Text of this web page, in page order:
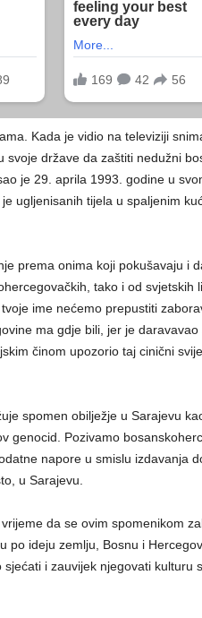
Kada je vidio na televiziji
svoje države da zaštiti nedužni
je 29. aprila 1993. godine u
ugljenisanih tijela u spaljenim
prema onima koji pokušavaju i
tako i od svjetskih
ime nećemo prepustiti
ma gdje bili, jer je
činom upozorio taj cinični
spomen obilježje u Sarajevu
genocid. Pozivamo
napore u smislu izdavanja
u Sarajevu.
da se ovim spomenikom
po ideju zemlju, Bosnu i
i zauvijek njegovati kulturu